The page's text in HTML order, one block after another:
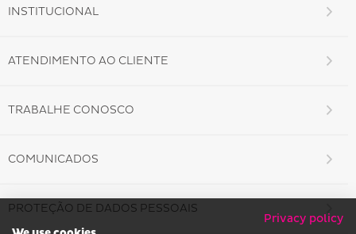
INSTITUCIONAL
ATENDIMENTO AO CLIENTE
TRABALHE CONOSCO
COMUNICADOS
PROTEÇÃO DE DADOS PESSOAIS
Privacy policy